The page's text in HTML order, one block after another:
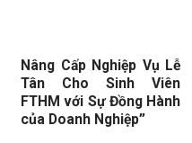
Nâng Cấp Nghiệp Vụ Lễ
Tân Cho Sinh Viên
FTHM với Sự Đồng Hành
của Doanh Nghiệp”